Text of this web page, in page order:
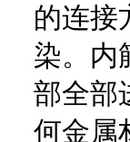
的连接
染。内
部全部
何金属